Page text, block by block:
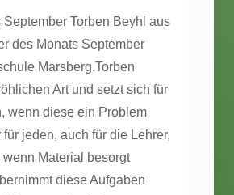
Torben Beyhl aus
des Monats September
Marsberg.Torben
Art und setzt sich für
wenn diese ein Problem
jeden, auch für die Lehrer,
Material besorgt
diese Aufgaben